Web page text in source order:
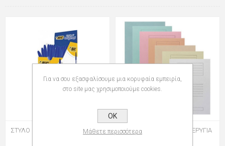
ΣΤΥΛΟ BIC CRISTAL ORIGINAL M
ΝΤΟΣΙΕ ΧΑΡΤΙΝΑ ΜΕ ΠΤΕΡΥΓΙΑ
Για να σου εξασφαλίσουμε μια κορυφαία εμπειρία,
στο site μας χρησιμοποιούμε cookies.
OK
Μάθετε περισσότερα